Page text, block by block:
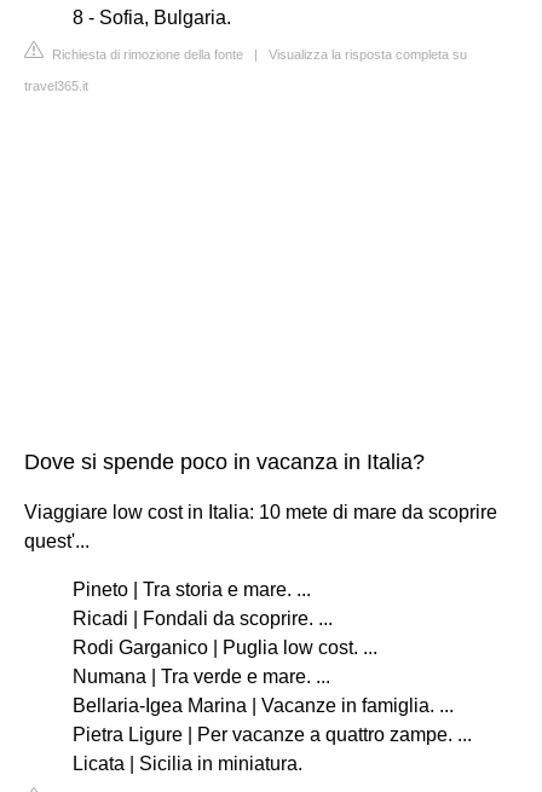
8 - Sofia, Bulgaria.
Richiesta di rimozione della fonte | Visualizza la risposta completa su
travel365.it
Dove si spende poco in vacanza in Italia?
Viaggiare low cost in Italia: 10 mete di mare da scoprire
quest'...
Pineto | Tra storia e mare. ...
Ricadi | Fondali da scoprire. ...
Rodi Garganico | Puglia low cost. ...
Numana | Tra verde e mare. ...
Bellaria-Igea Marina | Vacanze in famiglia. ...
Pietra Ligure | Per vacanze a quattro zampe. ...
Licata | Sicilia in miniatura.